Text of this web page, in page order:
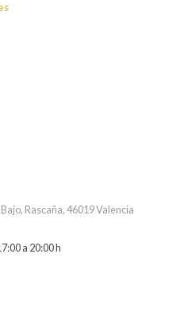
Rascaña, 46019 Valencia
a 20:00 h